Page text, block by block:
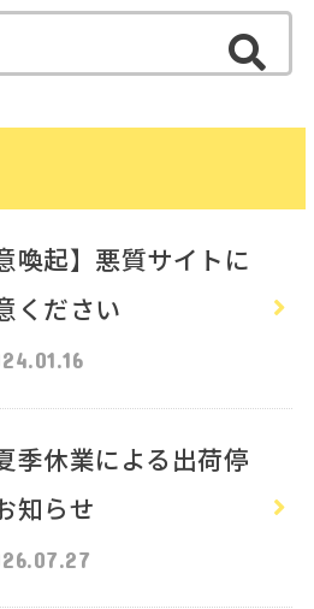
索:
喚起】悪質サイトに
ください
季休業による出荷停
知らせ